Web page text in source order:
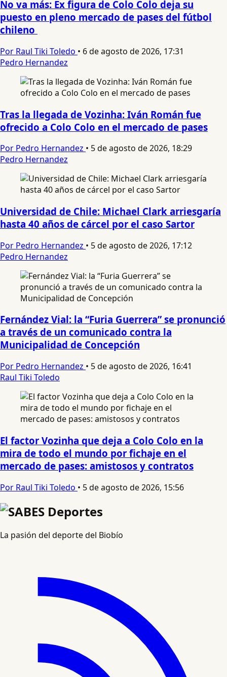
No va más: Ex figura de Colo Colo deja su
puesto en pleno mercado de pases del fútbol
chileno
Por Raul Tiki Toledo • 6 de agosto de 2026, 17:31
Pedro Hernandez
Tras la llegada de Vozinha: Iván Román fue
ofrecido a Colo Colo en el mercado de pases
Por Pedro Hernandez • 5 de agosto de 2026, 18:29
Pedro Hernandez
Universidad de Chile: Michael Clark arriesgaría
hasta 40 años de cárcel por el caso Sartor
Por Pedro Hernandez • 5 de agosto de 2026, 17:12
Pedro Hernandez
Fernández Vial: la “Furia Guerrera” se pronunció
a través de un comunicado contra la
Municipalidad de Concepción
Por Pedro Hernandez • 5 de agosto de 2026, 16:41
Raul Tiki Toledo
El factor Vozinha que deja a Colo Colo en la
mira de todo el mundo por fichaje en el
mercado de pases: amistosos y contratos
Por Raul Tiki Toledo • 5 de agosto de 2026, 15:56
La pasión del deporte del Biobío